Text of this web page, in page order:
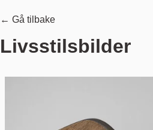
← Gå tilbake
Livsstilsbilder